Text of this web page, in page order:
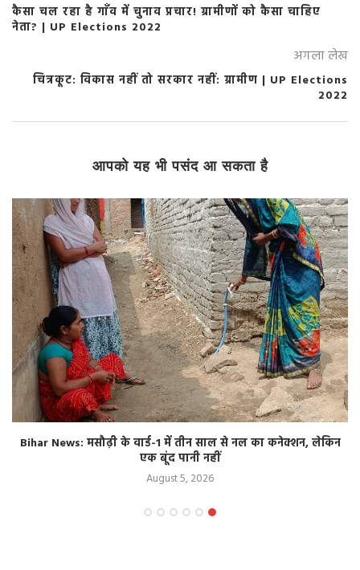
कैसा चल रहा है गाँव में चुनाव प्रचार! ग्रामीणों को कैसा चाहिए
नेता? | UP Elections 2022
अगला लेख
चित्रकूट: विकास नहीं तो सरकार नहीं: ग्रामीण | UP Elections
2022
आपको यह भी पसंद आ सकता है
Bihar News: मसौढ़ी के वार्ड-1 में तीन साल से नल का कनेक्शन, लेकिन
एक बूंद पानी नहीं
August 5, 2026